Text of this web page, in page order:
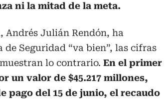
ni la mitad de la meta.
Andrés Julián Rendón, ha
de Seguridad “va bien”, las cifras
lo contrario. En el primer
un valor de $45.217 millones,
pago del 15 de junio, el recaudo